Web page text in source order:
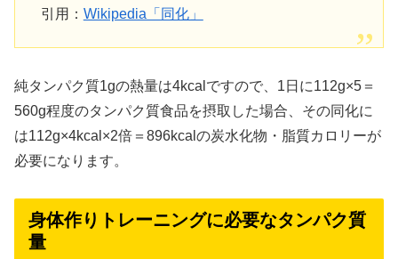
引用： Wikipedia「同化」
純タンパク質1gの熱量は4kcalですので、1日に112g×5＝
560g程度のタンパク質食品を摂取した場合、その同化に
は112g×4kcal×2倍＝896kcalの炭水化物・脂質カロリーが
必要になります。
身体作りトレーニングに必要なタンパク質
量